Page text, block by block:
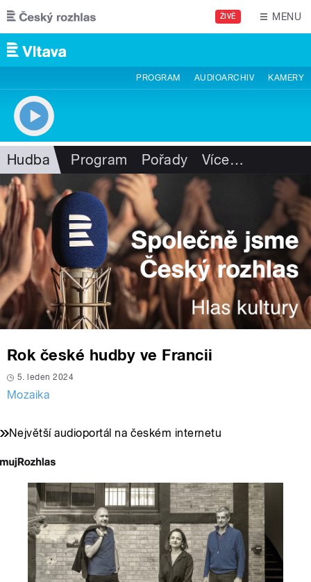
Přejít k hlavnímu obsahu
ŽIVĚ MENU
PROGRAM AUDIOARCHIV KAMERY
Hudba Program Pořady Více…
Rok české hudby ve Francii
5. leden 2024
Mozaika
Největší audioportál na českém internetu